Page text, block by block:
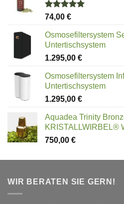
Bewertet
von 5
74,00 €
Osmosefiltersystem
Untertischsystem
1.295,00 €
Osmosefiltersystem
Untertischsystem
1.295,00 €
Aquadea Trinity
KRISTALLWIRBEL®
750,00 €
WIR BERATEN SIE GERN!